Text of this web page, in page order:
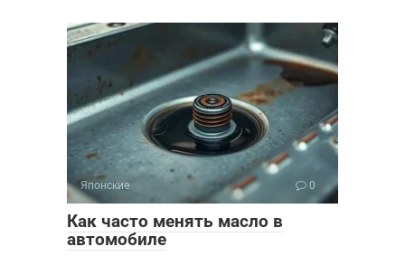
Японские 0
Как часто менять масло в
автомобиле